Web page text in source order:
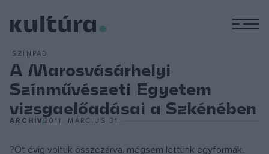
SZÍNPAD
A Marosvásárhelyi
Színművészeti Egyetem
vizsgaelőadásai a Szkénében
ARCHÍV2011. MÁRCIUS 31.
?Öt évig voltuk összezárva, mégsem lettünk egyformák,